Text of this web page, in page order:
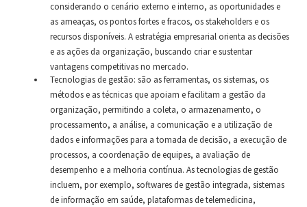
considerando o cenário externo e interno, as oportunidades e
as ameaças, os pontos fortes e fracos, os stakeholders e os
recursos disponíveis. A estratégia empresarial orienta as decisões
e as ações da organização, buscando criar e sustentar
vantagens competitivas no mercado.
Tecnologias de gestão: são as ferramentas, os sistemas, os
métodos e as técnicas que apoiam e facilitam a gestão da
organização, permitindo a coleta, o armazenamento, o
processamento, a análise, a comunicação e a utilização de
dados e informações para a tomada de decisão, a execução de
processos, a coordenação de equipes, a avaliação de
desempenho e a melhoria contínua. As tecnologias de gestão
incluem, por exemplo, softwares de gestão integrada, sistemas
de informação em saúde, plataformas de telemedicina,